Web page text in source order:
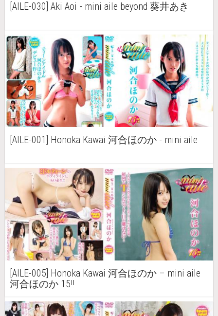
[AILE-030] Aki Aoi - mini aile beyond 葵井あき
[AILE-001] Honoka Kawai 河合ほのか - mini aile
[AILE-005] Honoka Kawai 河合ほのか – mini aile
河合ほのか 15!!